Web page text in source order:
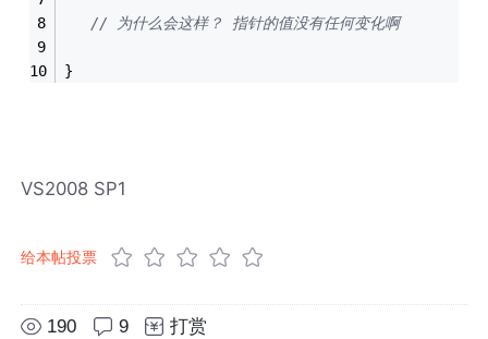
// 为什么会这样？ 指针的值没有任何变化啊
}
VS2008 SP1
给本帖投票
190 9 打赏